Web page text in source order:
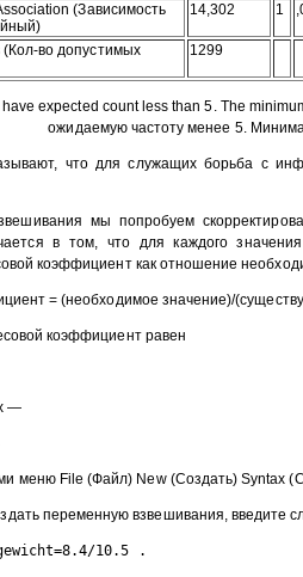
(Зависимость
14,302 1
(Кол-во допустимых
1299
expected count less than 5. The
ожидаемую частоту менее 5.
что для служащих борьба с
мы попробуем
в том, что для каждого
коэффициент как отношение
= (необходимое значение)/
коэффициент равен
—
меню File (Файл) New (Создать) Syntax
переменную взвешивания, введите
10.5 .